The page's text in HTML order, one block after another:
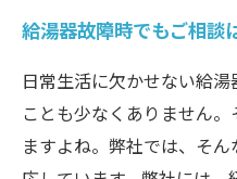
給湯器故障時でもご相談
日常生活に欠かせない給
ことも少なくありません
ますよね。弊社では、そ